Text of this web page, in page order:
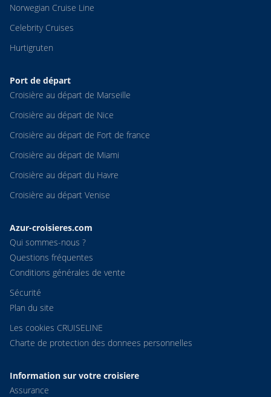
Norwegian Cruise Line
Celebrity Cruises
Hurtigruten
Port de départ
Croisière au départ de Marseille
Croisière au départ de Nice
Croisière au départ de Fort de france
Croisière au départ de Miami
Croisière au départ du Havre
Croisière au départ Venise
Azur-croisieres.com
Qui sommes-nous ?
Questions fréquentes
Conditions générales de vente
Sécurité
Plan du site
Les cookies CRUISELINE
Charte de protection des donnees personnelles
Information sur votre croisiere
Assurance